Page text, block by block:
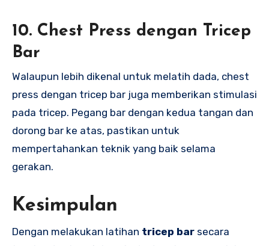
10. Chest Press dengan Tricep
Bar
Walaupun lebih dikenal untuk melatih dada, chest
press dengan tricep bar juga memberikan stimulasi
pada tricep. Pegang bar dengan kedua tangan dan
dorong bar ke atas, pastikan untuk
mempertahankan teknik yang baik selama
gerakan.
Kesimpulan
Dengan melakukan latihan tricep bar secara